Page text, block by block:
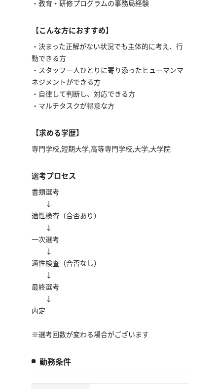
・教育・研修プログラムの事務局経験
【こんな方におすすめ】
・決まった正解がない状況でも主体的に考え、行
動できる方
・スタッフ一人ひとりに寄り添ったヒューマンマ
ネジメントができる方
・自律して判断し、対応できる方
・マルチタスクが得意な方
【求める学歴】
専門学校,短期大学,高等専門学校,大学,大学院
選考プロセス
書類選考
↓
適性検査（合否あり）
↓
一次選考
↓
適性検査（合否なし）
↓
最終選考
↓
内定
※選考回数が変わる場合がございます
勤務条件